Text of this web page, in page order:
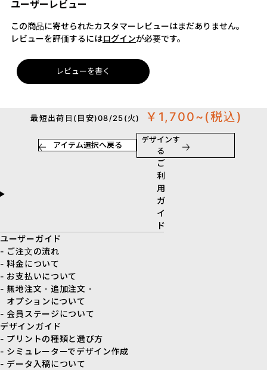
ユーザーレビュー
この商品に寄せられたカスタマーレビューはまだありません。
レビューを評価するにはログインが必要です。
レビューを書く
最短出荷日(目安)08/25(火) ￥1,700~ (税込)
アイテム選択へ戻る
デザインす
る
ご
利
用
ガ
イ
ド
ユーザーガイド
- ご注文の流れ
- 料金について
- お支払いについて
- 無地注文・追加注文・
オプションについて
- 会員ステージについて
デザインガイド
- プリントの種類と選び方
- シミュレーターでデザイン作成
- データ入稿について